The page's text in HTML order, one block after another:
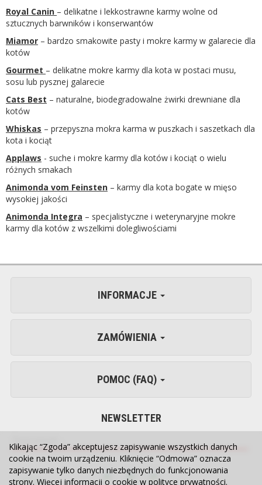
Royal Canin – delikatne i lekkostrawne karmy wolne od
sztucznych barwników i konserwantów
Miamor – bardzo smakowite pasty i mokre karmy w galarecie dla
kotów
Gourmet – delikatne mokre karmy dla kota w postaci musu,
sosu lub pysznej galarecie
Cats Best – naturalne, biodegradowalne żwirki drewniane dla
kotów
Whiskas – przepyszna mokra karma w puszkach i saszetkach dla
kota i kociąt
Applaws - suche i mokre karmy dla kotów i kociąt o wielu
różnych smakach
Animonda vom Feinsten – karmy dla kota bogate w mięso
wysokiej jakości
Animonda Integra – specjalistyczne i weterynaryjne mokre
karmy dla kotów z wszelkimi dolegliwościami
INFORMACJE
ZAMÓWIENIA
POMOC (FAQ)
NEWSLETTER
Klikając “Zgoda” akceptujesz zapisywanie wszystkich danych
cookie na twoim urządzeniu. Kliknięcie “Odmowa” oznacza
zapisywanie tylko danych niezbędnych do funkcjonowania
strony. Więcej informacji o cookie w polityce prywatności.